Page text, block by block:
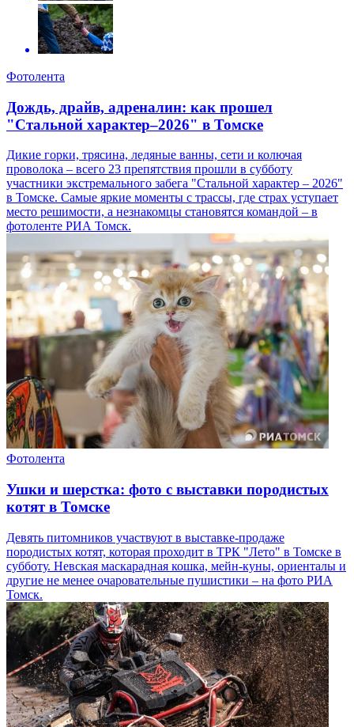
Фотолента
Дождь, драйв, адреналин: как прошел
"Стальной характер–2026" в Томске
Дикие горки, трясина, ледяные ванны, сети и колючая
проволока – всего 23 препятствия прошли в субботу
участники экстремального забега "Стальной характер – 2026"
в Томске. Самые яркие моменты с трассы, где страх уступает
место решимости, а незнакомцы становятся командой – в
фотоленте РИА Томск.
Фотолента
Ушки и шерстка: фото с выставки породистых
котят в Томске
Девять питомников участвуют в выставке-продаже
породистых котят, которая проходит в ТРК "Лето" в Томске в
субботу. Невская маскарадная кошка, мейн-куны, ориенталы и
другие не менее очаровательные пушистики – на фото РИА
Томск.